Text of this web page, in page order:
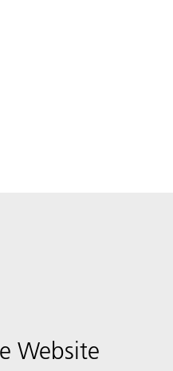
Website